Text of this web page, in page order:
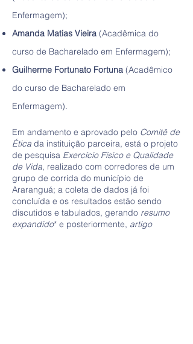
Enfermagem);
Amanda Matias Vieira (Acadêmica do
curso de Bacharelado em Enfermagem);
Guilherme Fortunato Fortuna (Acadêmico
do curso de Bacharelado em
Enfermagem).
Em andamento e aprovado pelo Comitê de
Ética da instituição parceira, está o projeto
de pesquisa Exercício Físico e Qualidade
de Vida, realizado com corredores de um
grupo de corrida do município de
Araranguá; a coleta de dados já foi
concluída e os resultados estão sendo
discutidos e tabulados, gerando resumo
expandido* e posteriormente, artigo